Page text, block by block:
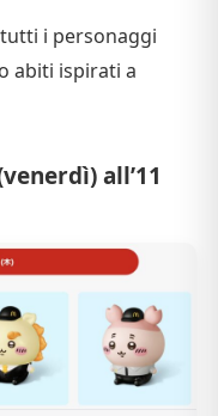
i personaggi
abiti ispirati a
all’11